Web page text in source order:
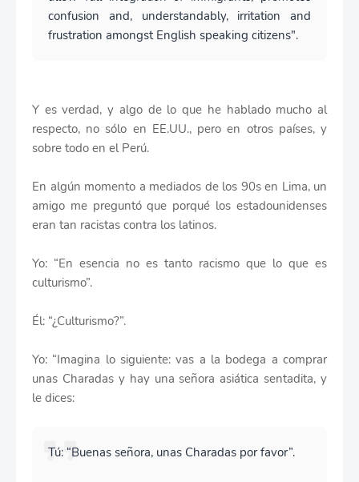
confusion and, understandably, irritation and
frustration amongst English speaking citizens".
Y es verdad, y algo de lo que he hablado mucho al
respecto, no sólo en EE.UU., pero en otros países, y
sobre todo en el Perú.
En algún momento a mediados de los 90s en Lima, un
amigo me preguntó que porqué los estadounidenses
eran tan racistas contra los latinos.
Yo: “En esencia no es tanto racismo que lo que es
culturismo”.
Él: “¿Culturismo?”.
Yo: “Imagina lo siguiente: vas a la bodega a comprar
unas Charadas y hay una señora asiática sentadita, y
le dices:
Tú: “Buenas señora, unas Charadas por favor”.